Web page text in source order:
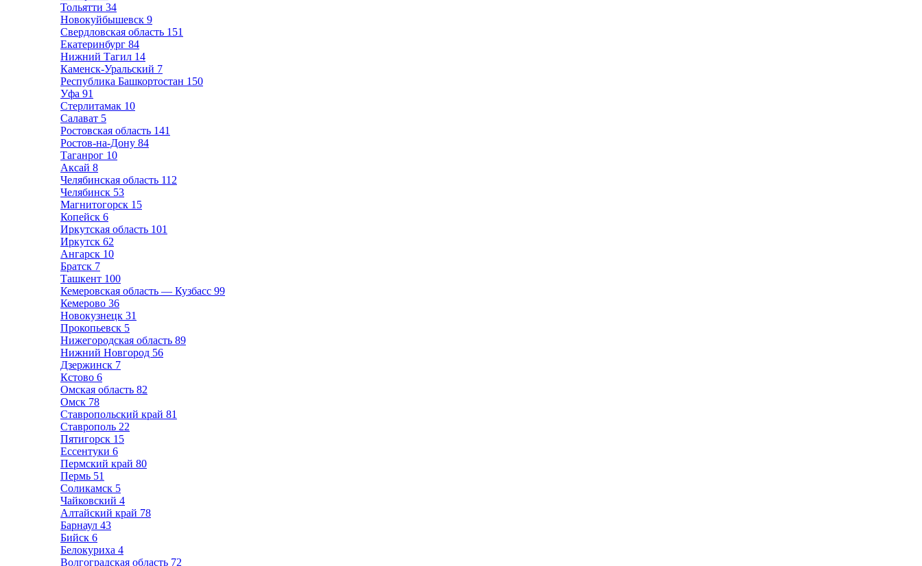
Тольятти 34
Новокуйбышевск 9
Свердловская область 151
Екатеринбург 84
Нижний Тагил 14
Каменск-Уральский 7
Республика Башкортостан 150
Уфа 91
Стерлитамак 10
Салават 5
Ростовская область 141
Ростов-на-Дону 84
Таганрог 10
Аксай 8
Челябинская область 112
Челябинск 53
Магнитогорск 15
Копейск 6
Иркутская область 101
Иркутск 62
Ангарск 10
Братск 7
Ташкент 100
Кемеровская область — Кузбасс 99
Кемерово 36
Новокузнецк 31
Прокопьевск 5
Нижегородская область 89
Нижний Новгород 56
Дзержинск 7
Кстово 6
Омская область 82
Омск 78
Ставропольский край 81
Ставрополь 22
Пятигорск 15
Ессентуки 6
Пермский край 80
Пермь 51
Соликамск 5
Чайковский 4
Алтайский край 78
Барнаул 43
Бийск 6
Белокуриха 4
Волгоградская область 72